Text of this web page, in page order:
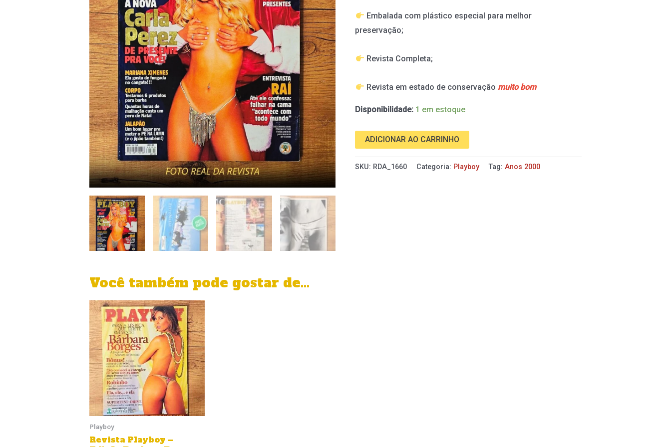
Embalada com plástico especial para melhor
preservação;
Revista Completa;
Revista em estado de conservação muito bom
Disponibilidade: 1 em estoque
2000
quantidade
ADICIONAR AO CARRINHO
SKU: RDA_1660 Categoria: Playboy Tag:Anos 2000
Você também pode gostar de…
Playboy
Revista Playboy –